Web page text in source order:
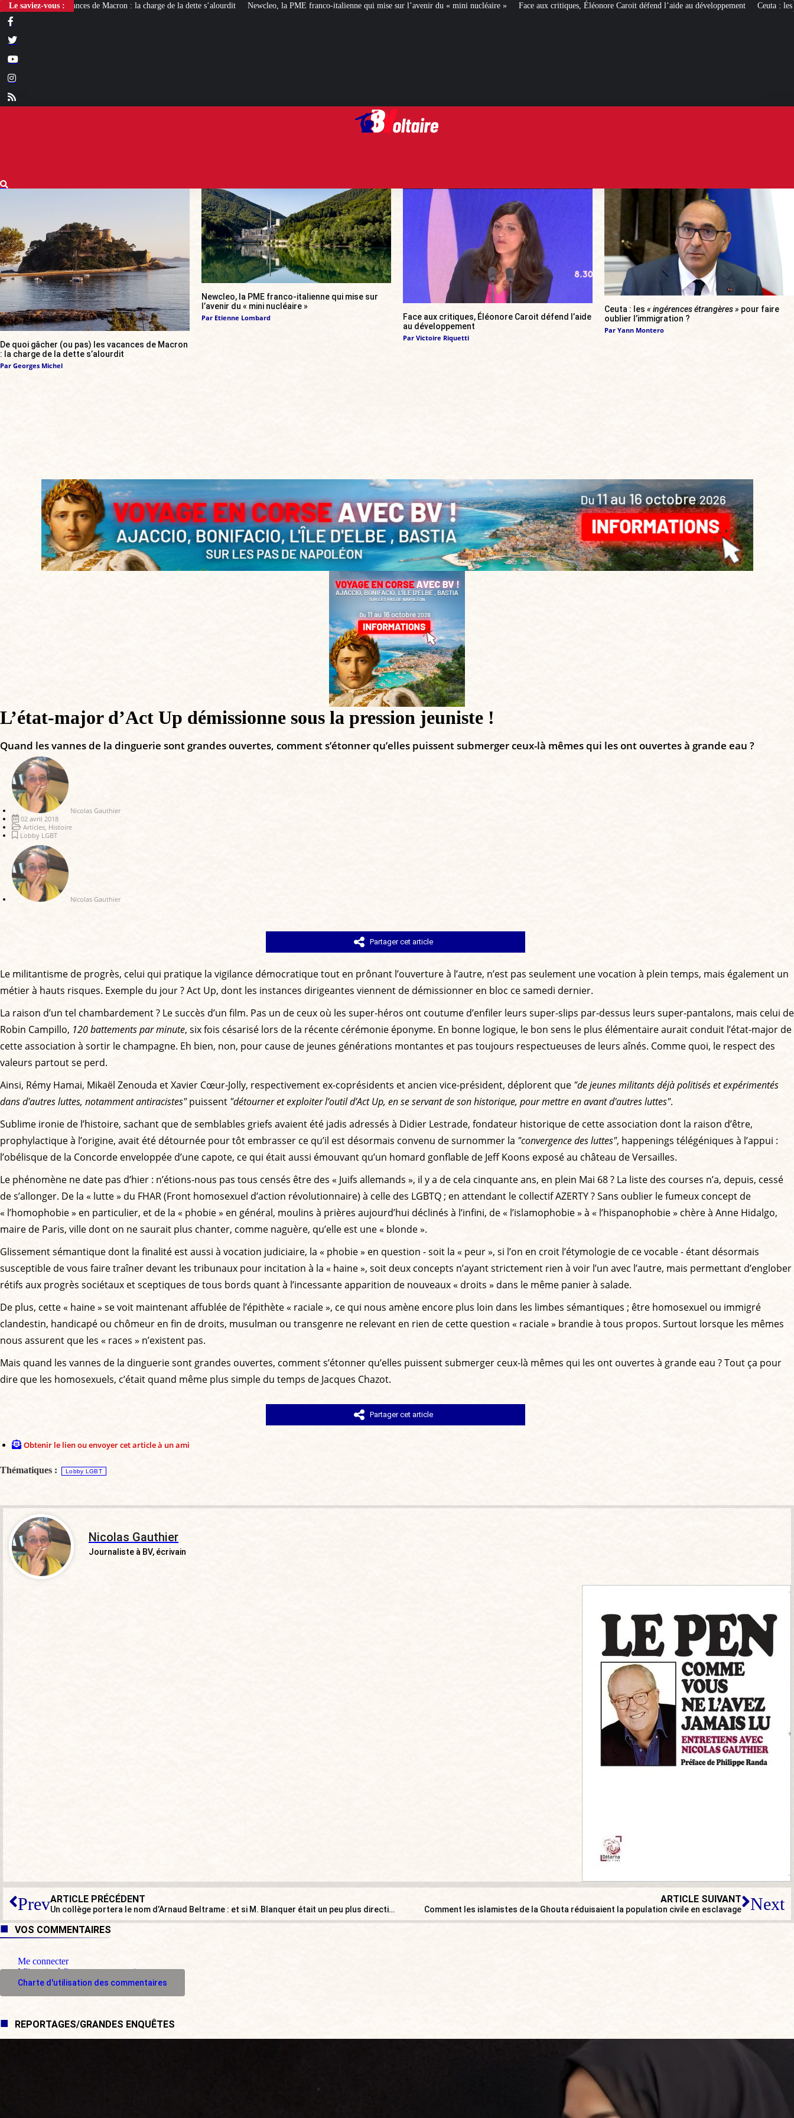
Le saviez-vous :
Macron : la charge de la dette s’alourdit Newcleo, la PME franco-italienne qui mise sur l’avenir du « mini nucléaire » Face aux critiques, Éléonore Caroit défend l’aide au développement Ceuta : les« ingérences étrangères »
De quoi gâcher (ou pas) les vacances de Macron
: la charge de la dette s’alourdit
Par Georges Michel
Newcleo, la PME franco-italienne qui mise sur
l’avenir du « mini nucléaire »
Par Etienne Lombard
Face aux critiques, Éléonore Caroit défend l’aide
au développement
Par Victoire Riquetti
Ceuta : les « ingérences étrangères » pour faire
oublier l’immigration ?
Par Yann Montero
L’état-major d’Act Up démissionne sous la pression jeuniste !
Quand les vannes de la dinguerie sont grandes ouvertes, comment s’étonner qu’elles puissent submerger ceux-là mêmes qui les ont ouvertes à grande eau ?
Nicolas Gauthier
02 avril 2018
Articles, Histoire
Lobby LGBT
Nicolas Gauthier
Partager cet article
Le militantisme de progrès, celui qui pratique la vigilance démocratique tout en prônant l’ouverture à l’autre, n’est pas seulement une vocation à plein temps, mais également un
métier à hauts risques. Exemple du jour ? Act Up, dont les instances dirigeantes viennent de démissionner en bloc ce samedi dernier.
La raison d’un tel chambardement ? Le succès d’un film. Pas un de ceux où les super-héros ont coutume d’enfiler leurs super-slips par-dessus leurs super-pantalons, mais celui de
Robin Campillo, 120 battements par minute, six fois césarisé lors de la récente cérémonie éponyme. En bonne logique, le bon sens le plus élémentaire aurait conduit l’état-major de
cette association à sortir le champagne. Eh bien, non, pour cause de jeunes générations montantes et pas toujours respectueuses de leurs aînés. Comme quoi, le respect des
valeurs partout se perd.
Ainsi, Rémy Hamai, Mikaël Zenouda et Xavier Cœur-Jolly, respectivement ex-coprésidents et ancien vice-président, déplorent que "de jeunes militants déjà politisés et expérimentés
dans d'autres luttes, notamment antiracistes"puissent "détourner et exploiter l’outil d’Act Up, en se servant de son historique, pour mettre en avant d'autres luttes".
Sublime ironie de l’histoire, sachant que de semblables griefs avaient été jadis adressés à Didier Lestrade, fondateur historique de cette association dont la raison d’être,
prophylactique à l’origine, avait été détournée pour tôt embrasser ce qu’il est désormais convenu de surnommer la "convergence des luttes", happenings télégéniques à l’appui :
l’obélisque de la Concorde enveloppée d’une capote, ce qui était aussi émouvant qu’un homard gonflable de Jeff Koons exposé au château de Versailles.
Le phénomène ne date pas d’hier : n’étions-nous pas tous censés être des « Juifs allemands », il y a de cela cinquante ans, en plein Mai 68 ? La liste des courses n’a, depuis, cessé
de s’allonger. De la « lutte » du FHAR (Front homosexuel d’action révolutionnaire) à celle des LGBTQ ; en attendant le collectif AZERTY ? Sans oublier le fumeux concept de
« l’homophobie » en particulier, et de la « phobie » en général, moulins à prières aujourd’hui déclinés à l’infini, de « l’islamophobie » à « l’hispanophobie » chère à Anne Hidalgo,
maire de Paris, ville dont on ne saurait plus chanter, comme naguère, qu’elle est une « blonde ».
Glissement sémantique dont la finalité est aussi à vocation judiciaire, la « phobie » en question - soit la « peur », si l’on en croit l’étymologie de ce vocable - étant désormais
susceptible de vous faire traîner devant les tribunaux pour incitation à la « haine », soit deux concepts n’ayant strictement rien à voir l’un avec l’autre, mais permettant d’englober
rétifs aux progrès sociétaux et sceptiques de tous bords quant à l’incessante apparition de nouveaux « droits » dans le même panier à salade.
De plus, cette « haine » se voit maintenant affublée de l’épithète « raciale », ce qui nous amène encore plus loin dans les limbes sémantiques ; être homosexuel ou immigré
clandestin, handicapé ou chômeur en fin de droits, musulman ou transgenre ne relevant en rien de cette question « raciale » brandie à tous propos. Surtout lorsque les mêmes
nous assurent que les « races » n’existent pas.
Mais quand les vannes de la dinguerie sont grandes ouvertes, comment s’étonner qu’elles puissent submerger ceux-là mêmes qui les ont ouvertes à grande eau ? Tout ça pour
dire que les homosexuels, c’était quand même plus simple du temps de Jacques Chazot.
Partager cet article
Obtenir le lien ou envoyer cet article à un ami
Thématiques : Lobby LGBT
Nicolas Gauthier
Journaliste à BV, écrivain
PrevARTICLE PRÉCÉDENT
Un collège portera le nom d’Arnaud Beltrame : et si M. Blanquer était un peu plus directif ?
ARTICLE SUIVANT
Comment les islamistes de la Ghouta réduisaient la population civile en esclavage Next
VOS COMMENTAIRES
Me connecter
M'inscrire à l'espace commentaire
Charte d'utilisation des commentaires
REPORTAGES/GRANDES ENQUÊTES